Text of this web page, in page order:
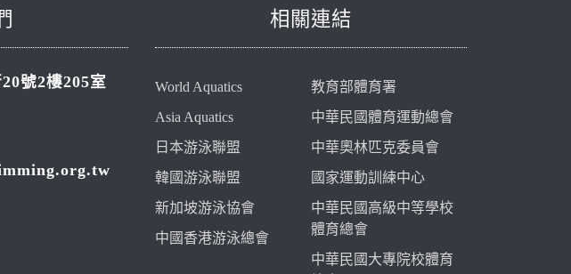
號2樓205室
相關連結
World Aquatics
Asia Aquatics
日本游泳聯盟
韓國游泳聯盟
新加坡游泳協會
中國香港游泳總會
教育部體育署
中華民國體育運動總會
中華奧林匹克委員會
國家運動訓練中心
中華民國高級中等學校
體育總會
中華民國大專院校體育